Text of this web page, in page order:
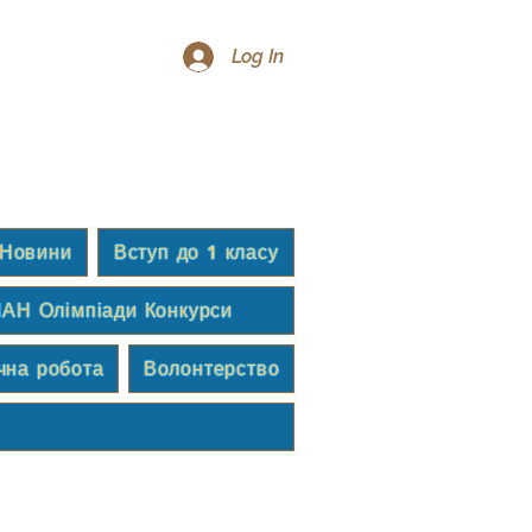
Log In
Вступ до 1 класу
Олімпіади Конкурси
робота Волонтерство